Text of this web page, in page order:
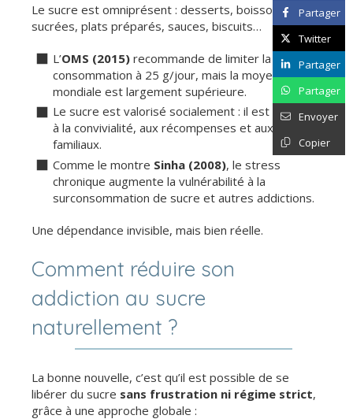
Le sucre est omniprésent : desserts, boissons
sucrées, plats préparés, sauces, biscuits…
L’OMS (2015) recommande de limiter la
consommation à 25 g/jour, mais la moyenne
mondiale est largement supérieure.
Le sucre est valorisé socialement : il est associé
à la convivialité, aux récompenses et aux rituels
familiaux.
Comme le montre Sinha (2008), le stress
chronique augmente la vulnérabilité à la
surconsommation de sucre et autres addictions.
Une dépendance invisible, mais bien réelle.
Comment réduire son
addiction au sucre
naturellement ?
La bonne nouvelle, c’est qu’il est possible de se
libérer du sucre sans frustration ni régime strict,
grâce à une approche globale :
Partager
Twitter
Partager
Partager
Envoyer
Copier